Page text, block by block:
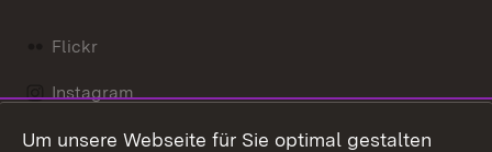
Flickr
Instagram
Social Wall
Um unsere Webseite für Sie optimal gestalten